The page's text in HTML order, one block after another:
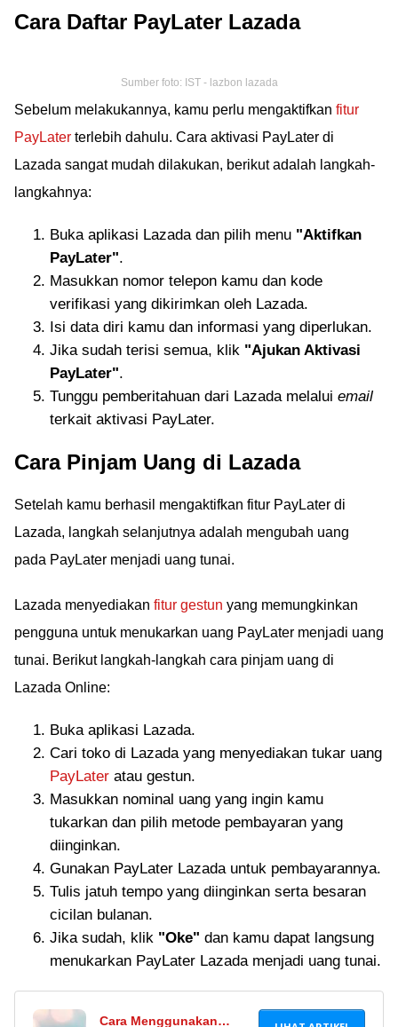
Cara Daftar PayLater Lazada
Sumber foto: IST - lazbon lazada
Sebelum melakukannya, kamu perlu mengaktifkan fitur
PayLater terlebih dahulu. Cara aktivasi PayLater di
Lazada sangat mudah dilakukan, berikut adalah langkah-
langkahnya:
Buka aplikasi Lazada dan pilih menu "Aktifkan
PayLater".
Masukkan nomor telepon kamu dan kode
verifikasi yang dikirimkan oleh Lazada.
Isi data diri kamu dan informasi yang diperlukan.
Jika sudah terisi semua, klik "Ajukan Aktivasi
PayLater".
Tunggu pemberitahuan dari Lazada melalui email
terkait aktivasi PayLater.
Cara Pinjam Uang di Lazada
Setelah kamu berhasil mengaktifkan fitur PayLater di
Lazada, langkah selanjutnya adalah mengubah uang
pada PayLater menjadi uang tunai.
Lazada menyediakan fitur gestun yang memungkinkan
pengguna untuk menukarkan uang PayLater menjadi uang
tunai. Berikut langkah-langkah cara pinjam uang di
Lazada Online:
Buka aplikasi Lazada.
Cari toko di Lazada yang menyediakan tukar uang
PayLater atau gestun.
Masukkan nominal uang yang ingin kamu
tukarkan dan pilih metode pembayaran yang
diinginkan.
Gunakan PayLater Lazada untuk pembayarannya.
Tulis jatuh tempo yang diinginkan serta besaran
cicilan bulanan.
Jika sudah, klik "Oke" dan kamu dapat langsung
menukarkan PayLater Lazada menjadi uang tunai.
Cara Menggunakan